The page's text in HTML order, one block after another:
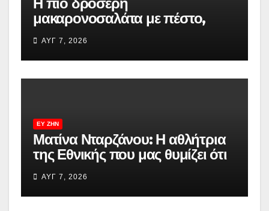
μακαρονοσαλάτα με πέστο,
τόνο και παρμεζάνα – Έτοιμη σε
μόλις 20 λεπτά!
ΑΥΓ 7, 2026
ΕΥ ΖΗΝ
Ματίνα Νταρζάνου: Η αθλήτρια
της Εθνικής που μας θυμίζει ότι
το γήπεδο δεν ψάχνει την
τελειότητα – «Οι μελανιές
σημαίνουν ότι έδωσα μια μάχη,
ΑΥΓ 7, 2026